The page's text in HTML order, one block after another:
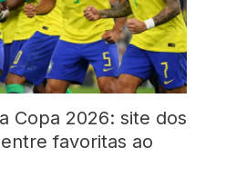
Copa 2026: site dos
favoritas ao